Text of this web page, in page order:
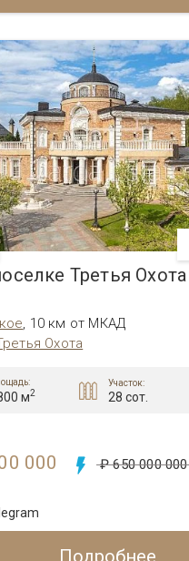
Третья Охота
, 10 км от МКАД
Охота
м2
Участок:
28 сот.
000 ₽ 650 000 000
Подробнее